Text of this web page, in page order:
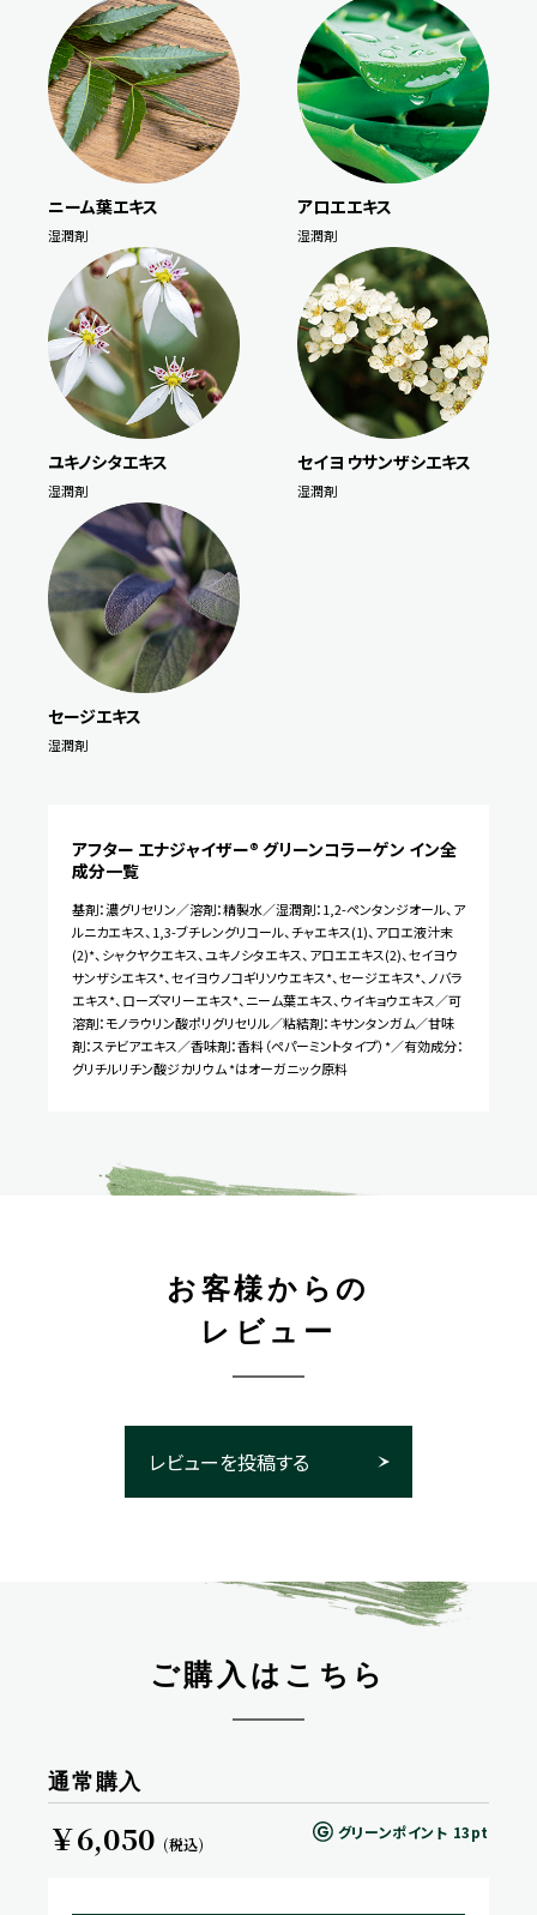
ニーム葉エキス
湿潤剤
アロエエキス
湿潤剤
ユキノシタエキス
湿潤剤
セイヨウサンザシエキス
湿潤剤
セージエキス
湿潤剤
アフター エナジャイザー® グリーンコラーゲン イン全
成分一覧
基剤：濃グリセリン／溶剤：精製水／湿潤剤：1,2-ペンタンジオール、ア
ルニカエキス、1,3-ブチレングリコール、チャエキス(1)、アロエ液汁末
(2)*、シャクヤクエキス、ユキノシタエキス、アロエエキス(2)、セイヨウ
サンザシエキス*、セイヨウノコギリソウエキス*、セージエキス*、ノバラ
エキス*、ローズマリーエキス*、ニーム葉エキス、ウイキョウエキス／可
溶剤：モノラウリン酸ポリグリセリル／粘結剤：キサンタンガム／甘味
剤：ステビアエキス／香味剤：香料（ペパーミントタイプ）*／有効成分：
グリチルリチン酸ジカリウム *はオーガニック原料
お客様からの
レビュー
レビューを投稿する
ご購入はこちら
通常購入
￥6,050 (税込)
グリーンポイント 13pt